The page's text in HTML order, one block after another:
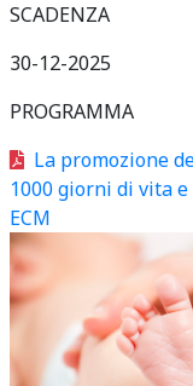
SCADENZA
30-12-2025
PROGRAMMA
La promozione
1000 giorni di vita
ECM